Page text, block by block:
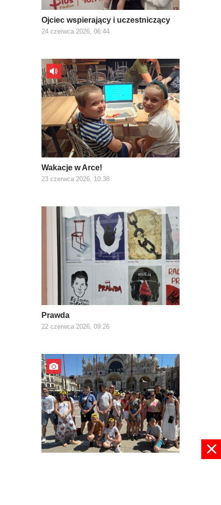
Ojciec wspierający i uczestniczący
24 czerwca 2026, 06:44
Wakacje w Arce!
23 czerwca 2026, 10:38
Prawda
22 czerwca 2026, 09:26